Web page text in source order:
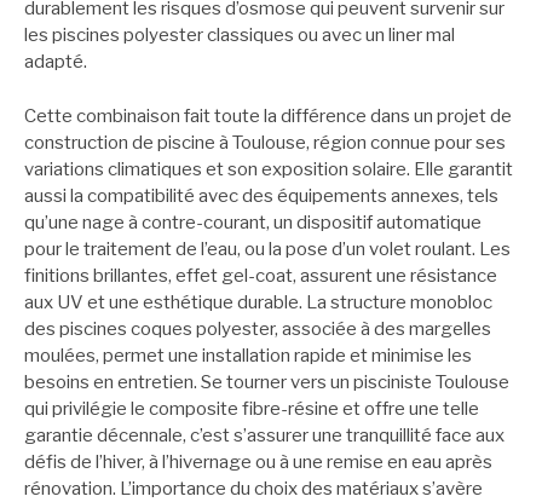
durablement les risques d’osmose qui peuvent survenir sur
les piscines polyester classiques ou avec un liner mal
adapté.
Cette combinaison fait toute la différence dans un projet de
construction de piscine à Toulouse, région connue pour ses
variations climatiques et son exposition solaire. Elle garantit
aussi la compatibilité avec des équipements annexes, tels
qu’une nage à contre-courant, un dispositif automatique
pour le traitement de l’eau, ou la pose d’un volet roulant. Les
finitions brillantes, effet gel-coat, assurent une résistance
aux UV et une esthétique durable. La structure monobloc
des piscines coques polyester, associée à des margelles
moulées, permet une installation rapide et minimise les
besoins en entretien. Se tourner vers un pisciniste Toulouse
qui privilégie le composite fibre-résine et offre une telle
garantie décennale, c’est s’assurer une tranquillité face aux
défis de l’hiver, à l’hivernage ou à une remise en eau après
rénovation. L’importance du choix des matériaux s’avère